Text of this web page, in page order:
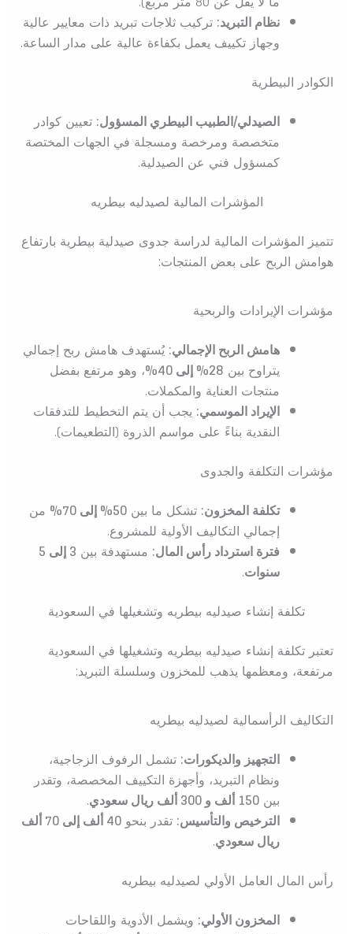
نظام التبريد:تركيب ثلاجات تبريد ذات معايير عالية
وجهاز تكييف يعمل بكفاءة عالية على مدار الساعة.
الكوادر البيطرية
الصيدلي/الطبيب البيطري المسؤول:تعيين كوادر
متخصصة ومرخصة ومسجلة في الجهات المختصة
كمسؤول فني عن الصيدلية.
المؤشرات المالية لصيدليه بيطريه
تتميز المؤشرات المالية لدراسة جدوى صيدلية بيطرية بارتفاع
هوامش الربح على بعض المنتجات:
مؤشرات الإيرادات والربحية
هامش الربح الإجمالي:يُستهدف هامش ربح إجمالي
يتراوح بين 28% إلى 40%
، وهو مرتفع بفضل
منتجات العناية والمكملات.
الإيراد الموسمي:يجب أن يتم التخطيط للتدفقات
النقدية بناءً على مواسم الذروة (التطعيمات).
مؤشرات التكلفة والجدوى
تكلفة المخزون:تشكل ما بين 50% إلى 70%
من
إجمالي التكاليف الأولية للمشروع.
فترة استرداد رأس المال:مستهدفة بين
3 إلى 5
سنوات.
تكلفة إنشاء صيدليه بيطريه وتشغيلها في السعودية
تعتبر تكلفة إنشاء صيدليه بيطريه وتشغيلها في السعودية
مرتفعة، ومعظمها يذهب للمخزون وسلسلة التبريد:
التكاليف الرأسمالية لصيدليه بيطريه
التجهيز والديكورات:تشمل الرفوف الزجاجية،
ونظام التبريد، وأجهزة التكييف المخصصة، وتقدر
بين 150 ألف و 300 ألف ريال سعودي
.
الترخيص والتأسيس:تقدر بنحو
40 ألف إلى 70 ألف
ريال سعودي.
رأس المال العامل الأولي لصيدليه بيطريه
المخزون الأولي:ويشمل الأدوية واللقاحات